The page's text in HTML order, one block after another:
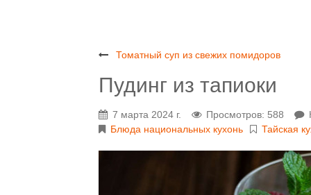
Томатный суп из свежих помидоров
Пудинг из тапиоки
7 марта 2024 г. Просмотров: 588
Блюда национальных кухонь
Тайская